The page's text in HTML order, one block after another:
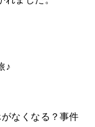
♪
なくなる？事件